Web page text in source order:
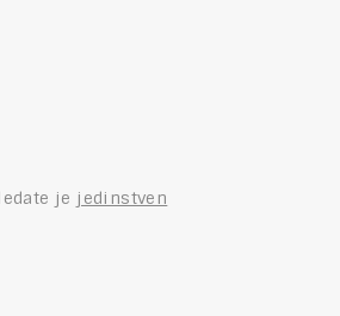
je jedinstven